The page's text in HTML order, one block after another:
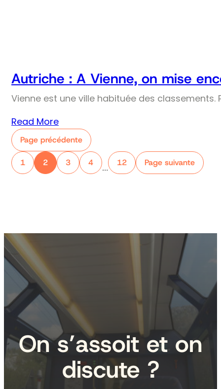
Autriche : A Vienne, on mise
Vienne est une ville habituée des
Read More
Page précédente
1 2 3 4
…
12 Page suivante
On s’assoit et on
discute ?